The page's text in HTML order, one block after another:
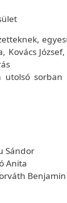
Kovács
sorban
Sándor
Anita
Benjamin